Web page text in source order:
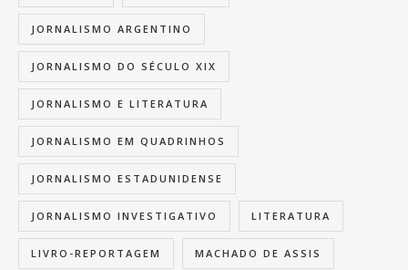
JORNALISMO ARGENTINO
JORNALISMO DO SÉCULO XIX
JORNALISMO E LITERATURA
JORNALISMO EM QUADRINHOS
JORNALISMO ESTADUNIDENSE
JORNALISMO INVESTIGATIVO LITERATURA
LIVRO-REPORTAGEM MACHADO DE ASSIS